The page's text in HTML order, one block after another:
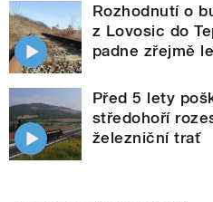
Rozhodnutí o
z Lovosic do
padne zřejmě
Před 5 lety
středohoří
železniční trať